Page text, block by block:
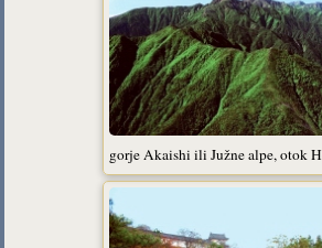
gorje Akaishi ili Južne alpe, otok